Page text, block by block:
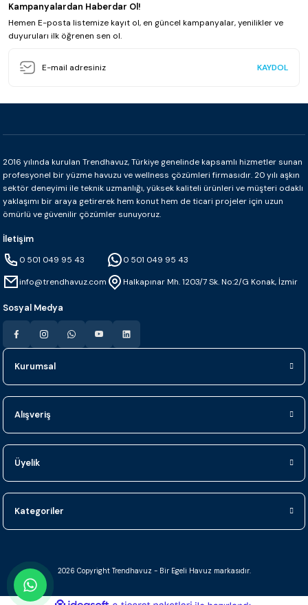
Kampanyalardan Haberdar Ol!
Hemen E-posta listemize kayıt ol, en güncel kampanyalar, yenilikler ve
duyuruları ilk öğrenen sen ol.
KAYDOL
2016 yılında kurulan Trendhavuz, Türkiye genelinde kapsamlı hizmetler sunan
profesyonel bir yüzme havuzu ve wellness çözümleri firmasıdır. 20 yılı aşkın
sektör deneyimi ile teknik uzmanlığı, yüksek kaliteli ürünleri ve müşteri odaklı
yaklaşımı bir araya getirerek hem konut hem de ticari projeler için uzun
ömürlü ve güvenilir çözümler sunuyoruz.
İletişim
0 501 049 95 43
info@trendhavuz.com
0 501 049 95 43
Halkapınar Mh. 1203/7 Sk. No:2/G Konak, İzmir
Sosyal Medya
Kurumsal
Alışveriş
Üyelik
Kategoriler
2026 Copyright Trendhavuz - Bir Egeli Havuz markasıdır.